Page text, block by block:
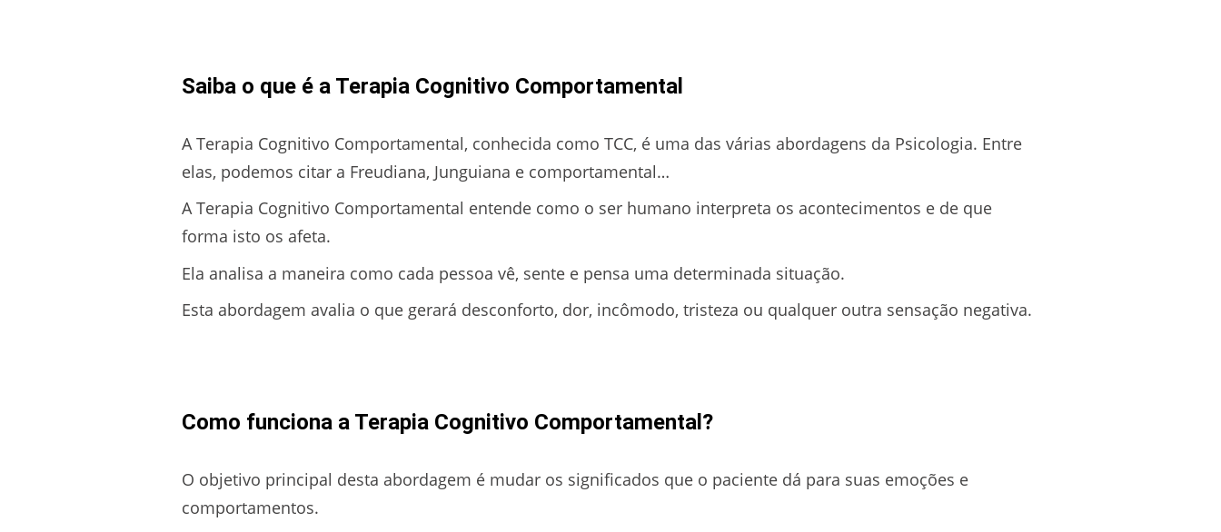
Saiba o que é a Terapia Cognitivo Comportamental
A Terapia Cognitivo Comportamental, conhecida como TCC, é uma das várias abordagens da Psicologia. Entre
elas, podemos citar a Freudiana, Junguiana e comportamental…
A Terapia Cognitivo Comportamental entende como o ser humano interpreta os acontecimentos e de que
forma isto os afeta.
Ela analisa a maneira como cada pessoa vê, sente e pensa uma determinada situação.
Esta abordagem avalia o que gerará desconforto, dor, incômodo, tristeza ou qualquer outra sensação negativa.
Como funciona a Terapia Cognitivo Comportamental?
O objetivo principal desta abordagem é mudar os significados que o paciente dá para suas emoções e
comportamentos.